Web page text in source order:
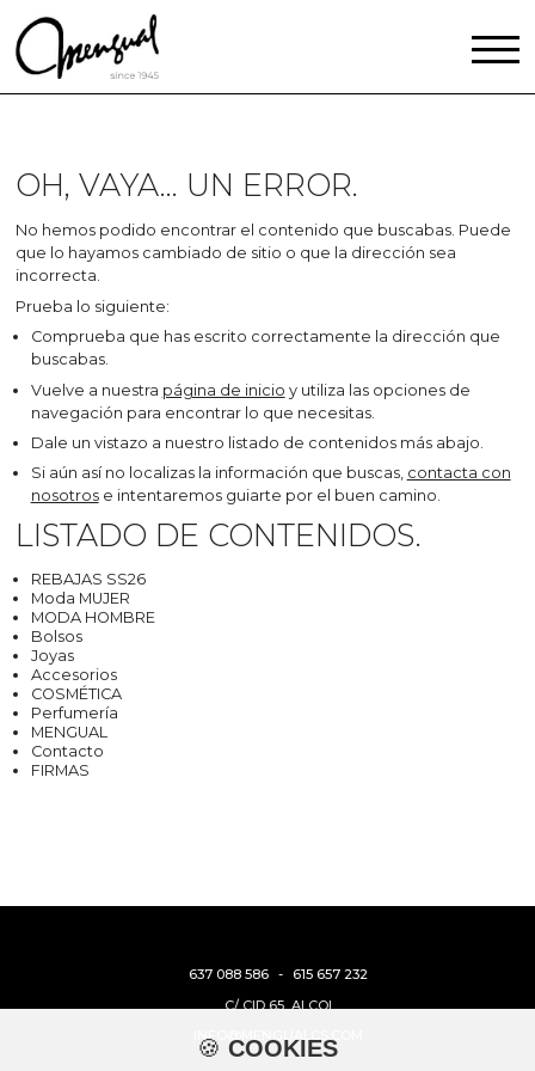
OH, VAYA... UN ERROR.
No hemos podido encontrar el contenido que buscabas. Puede
que lo hayamos cambiado de sitio o que la dirección sea
incorrecta.
Prueba lo siguiente:
Comprueba que has escrito correctamente la dirección que
buscabas.
Vuelve a nuestra página de inicio y utiliza las opciones de
navegación para encontrar lo que necesitas.
Dale un vistazo a nuestro listado de contenidos más abajo.
Si aún así no localizas la información que buscas, contacta con
nosotrose intentaremos guiarte por el buen camino.
LISTADO DE CONTENIDOS.
REBAJAS SS26
Moda MUJER
MODA HOMBRE
Bolsos
Joyas
Accesorios
COSMÉTICA
Perfumería
MENGUAL
Contacto
FIRMAS
637 088 586 -
615 657 232
C/ CID 65, ALCOI
INFO@MENGUALCS.COM
🍪 COOKIES